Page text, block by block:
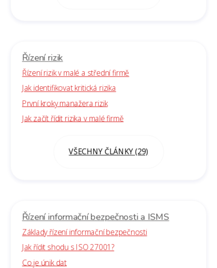
Řízení rizik
Řízení rizik v malé a střední firmě
Jak identifikovat kritická rizika
První kroky manažera rizik
Jak začít řídit rizika v malé firmě
VŠECHNY ČLÁNKY (29)
Řízení informační bezpečnosti a ISMS
Základy řízení informační bezpečnosti
Jak řídit shodu s ISO 27001?
Co je únik dat